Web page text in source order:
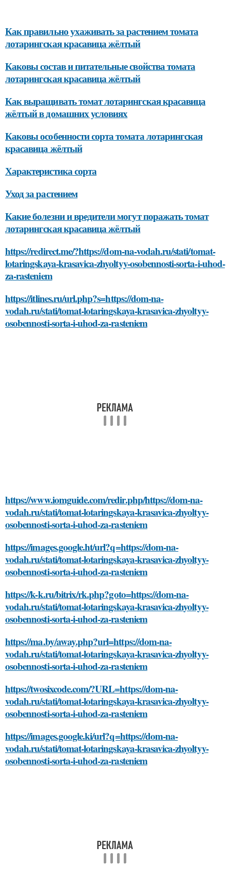
Как правильно ухаживать за растением томата
лотарингская красавица жёлтый
Каковы состав и питательные свойства томата
лотарингская красавица жёлтый
Как выращивать томат лотарингская красавица
жёлтый в домашних условиях
Каковы особенности сорта томата лотарингская
красавица жёлтый
Характеристика сорта
Уход за растением
Какие болезни и вредители могут поражать томат
лотарингская красавица жёлтый
https://redirect.me/?https://dom-na-vodah.ru/stati/tomat-
lotaringskaya-krasavica-zhyoltyy-osobennosti-sorta-i-uhod-
za-rasteniem
https://itlines.ru/url.php?s=https://dom-na-
vodah.ru/stati/tomat-lotaringskaya-krasavica-zhyoltyy-
osobennosti-sorta-i-uhod-za-rasteniem
https://www.iomguide.com/redir.php/https://dom-na-
vodah.ru/stati/tomat-lotaringskaya-krasavica-zhyoltyy-
osobennosti-sorta-i-uhod-za-rasteniem
https://images.google.ht/url?q=https://dom-na-
vodah.ru/stati/tomat-lotaringskaya-krasavica-zhyoltyy-
osobennosti-sorta-i-uhod-za-rasteniem
https://k-k.ru/bitrix/rk.php?goto=https://dom-na-
vodah.ru/stati/tomat-lotaringskaya-krasavica-zhyoltyy-
osobennosti-sorta-i-uhod-za-rasteniem
https://ma.by/away.php?url=https://dom-na-
vodah.ru/stati/tomat-lotaringskaya-krasavica-zhyoltyy-
osobennosti-sorta-i-uhod-za-rasteniem
https://twosixcode.com/?URL=https://dom-na-
vodah.ru/stati/tomat-lotaringskaya-krasavica-zhyoltyy-
osobennosti-sorta-i-uhod-za-rasteniem
https://images.google.ki/url?q=https://dom-na-
vodah.ru/stati/tomat-lotaringskaya-krasavica-zhyoltyy-
osobennosti-sorta-i-uhod-za-rasteniem